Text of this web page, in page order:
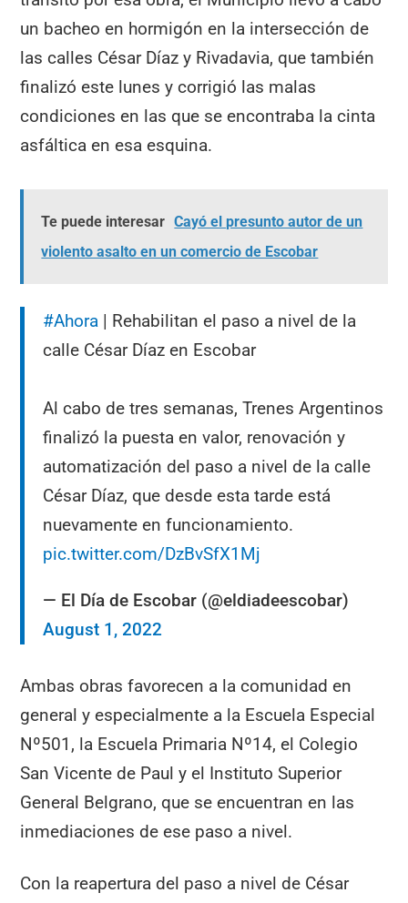
un bacheo en hormigón en la intersección de
las calles César Díaz y Rivadavia, que también
finalizó este lunes y corrigió las malas
condiciones en las que se encontraba la cinta
asfáltica en esa esquina.
Te puede interesar Cayó el presunto autor de un
violento asalto en un comercio de Escobar
#Ahora | Rehabilitan el paso a nivel de la
calle César Díaz en Escobar
Al cabo de tres semanas, Trenes Argentinos
finalizó la puesta en valor, renovación y
automatización del paso a nivel de la calle
César Díaz, que desde esta tarde está
nuevamente en funcionamiento.
pic.twitter.com/DzBvSfX1Mj
— El Día de Escobar (@eldiadeescobar)
August 1, 2022
Ambas obras favorecen a la comunidad en
general y especialmente a la Escuela Especial
Nº501, la Escuela Primaria Nº14, el Colegio
San Vicente de Paul y el Instituto Superior
General Belgrano, que se encuentran en las
inmediaciones de ese paso a nivel.
Con la reapertura del paso a nivel de César